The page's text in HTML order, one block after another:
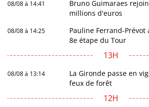
08/08 à 14:41
Bruno Guimaraes
millions d'euros
08/08 à 14:25
Pauline Ferrand-
8e étape du Tour
13H
08/08 à 13:14
La Gironde passe en
feux de forêt
12H